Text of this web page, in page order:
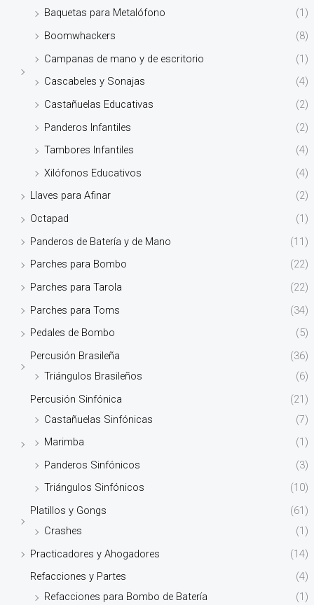
Baquetas para Metalófono
(1)
Boomwhackers
(8)
Campanas de mano y de escritorio
(1)
Cascabeles y Sonajas
(4)
Castañuelas Educativas
(2)
Panderos Infantiles
(2)
Tambores Infantiles
(4)
Xilófonos Educativos
(4)
Llaves para Afinar
(2)
Octapad
(1)
Panderos de Batería y de Mano
(11)
Parches para Bombo
(22)
Parches para Tarola
(22)
Parches para Toms
(34)
Pedales de Bombo
(5)
Percusión Brasileña
(36)
Triángulos Brasileños
(6)
Percusión Sinfónica
(21)
Castañuelas Sinfónicas
(7)
Marimba
(1)
Panderos Sinfónicos
(3)
Triángulos Sinfónicos
(10)
Platillos y Gongs
(61)
Crashes
(1)
Practicadores y Ahogadores
(14)
Refacciones y Partes
(4)
Refacciones para Bombo de Batería
(1)